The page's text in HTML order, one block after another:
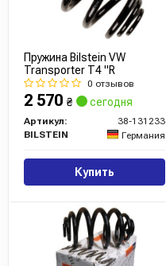
Пружина Bilstein VW
Transporter T4 "R
0 отзывов
2 570 ₴ сегодня
Артикул:
38-131233
BILSTEIN
Германия
Купить